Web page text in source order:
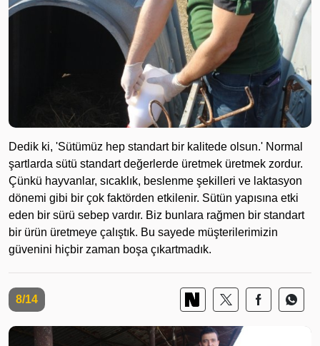
Dedik ki, 'Sütümüz hep standart bir kalitede olsun.' Normal
şartlarda sütü standart değerlerde üretmek üretmek zordur.
Çünkü hayvanlar, sıcaklık, beslenme şekilleri ve laktasyon
dönemi gibi bir çok faktörden etkilenir. Sütün yapısına etki
eden bir sürü sebep vardır. Biz bunlara rağmen bir standart
bir ürün üretmeye çalıştık. Bu sayede müşterilerimizin
güvenini hiçbir zaman boşa çıkartmadık.
8/14